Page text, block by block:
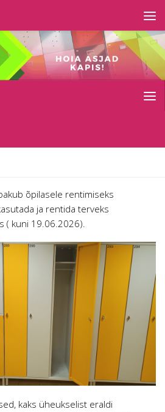
õpilasele rentimiseks
ja rentida terveks
( kuni 19.06.2026).
kaks üheukselist eraldi